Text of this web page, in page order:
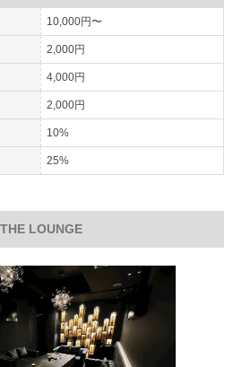
10,000円〜
2,000円
4,000円
2,000円
10%
25%
THE LOUNGE